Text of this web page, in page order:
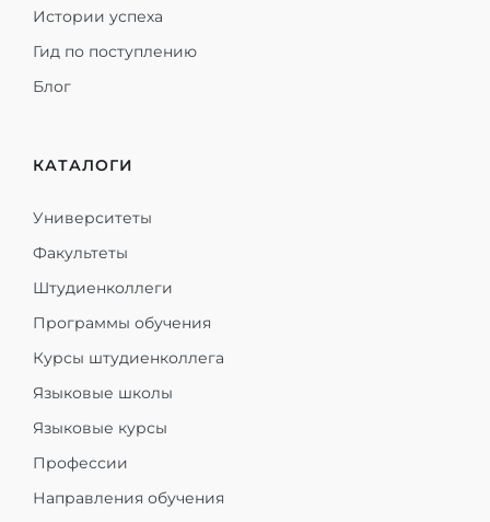
Истории успеха
Гид по поступлению
Блог
КАТАЛОГИ
Университеты
Факультеты
Штудиенколлеги
Программы обучения
Курсы штудиенколлега
Языковые школы
Языковые курсы
Профессии
Направления обучения